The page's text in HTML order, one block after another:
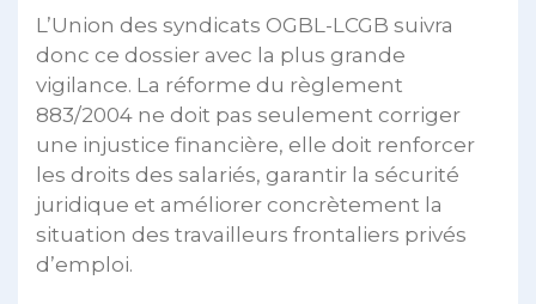
L’Union des syndicats OGBL-LCGB suivra
donc ce dossier avec la plus grande
vigilance. La réforme du règlement
883/2004 ne doit pas seulement corriger
une injustice financière, elle doit renforcer
les droits des salariés, garantir la sécurité
juridique et améliorer concrètement la
situation des travailleurs frontaliers privés
d’emploi.